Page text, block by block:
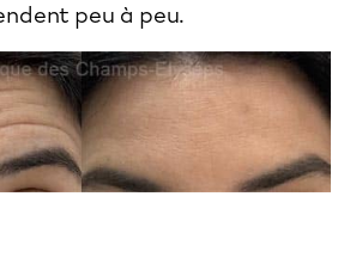
peu à peu.